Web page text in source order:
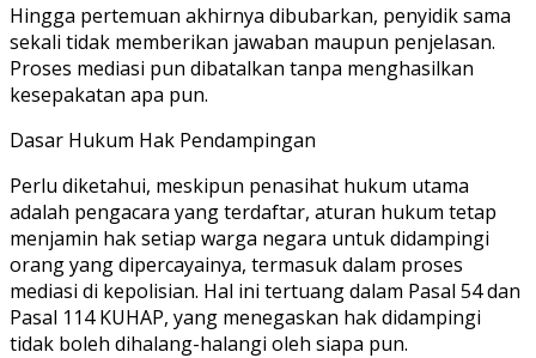
Hingga pertemuan akhirnya dibubarkan, penyidik sama
sekali tidak memberikan jawaban maupun penjelasan.
Proses mediasi pun dibatalkan tanpa menghasilkan
kesepakatan apa pun.
Dasar Hukum Hak Pendampingan
Perlu diketahui, meskipun penasihat hukum utama
adalah pengacara yang terdaftar, aturan hukum tetap
menjamin hak setiap warga negara untuk didampingi
orang yang dipercayainya, termasuk dalam proses
mediasi di kepolisian. Hal ini tertuang dalam Pasal 54 dan
Pasal 114 KUHAP, yang menegaskan hak didampingi
tidak boleh dihalang-halangi oleh siapa pun.